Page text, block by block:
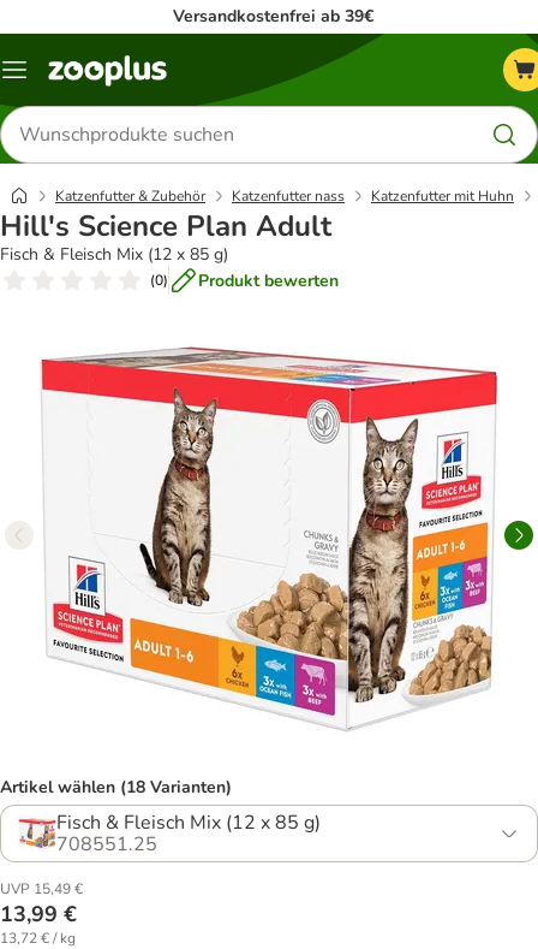
Versandkostenfrei ab 39€
Menü
Produkte
suchen
Katzenfutter & Zubehör Katzenfutter nass Katzenfutter mit Huhn
Hill's Science Plan Adult
Fisch & Fleisch Mix (12 x 85 g)
(0) Produkt bewerten
Artikel wählen (18 Varianten)
Fisch & Fleisch Mix (12 x 85 g)
708551.25
UVP 15,49 €
13,99 €
13,72 € / kg